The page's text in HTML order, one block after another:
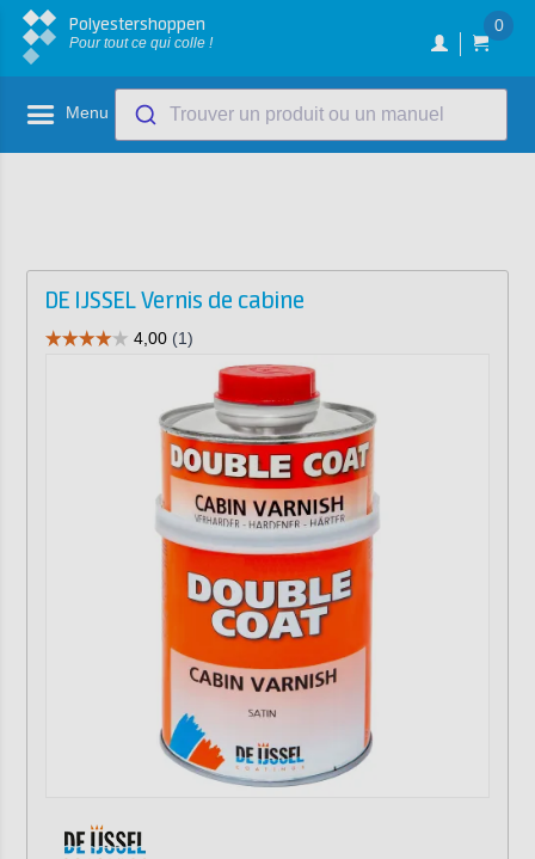
Polyestershoppen
Pour tout ce qui colle !
0
Menu Trouver un produit ou un manuel
DE IJSSEL Vernis de cabine